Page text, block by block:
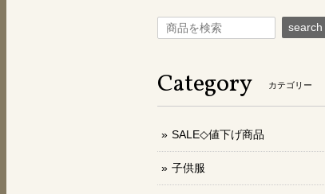
search
Category カテゴリー
SALE◇値下げ商品
子供服